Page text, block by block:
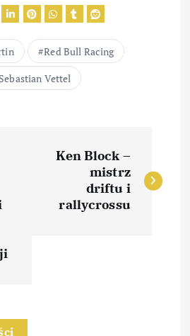
Red Bull Racing
Sebastian Vettel
Ken Block –
mistrz
driftu i
rallycrossu